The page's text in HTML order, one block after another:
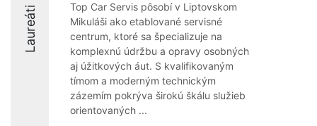
Laureáti
Top Car Servis pôsobí v Liptovskom
Mikuláši ako etablované servisné
centrum, ktoré sa špecializuje na
komplexnú údržbu a opravy osobných
aj úžitkových áut. S kvalifikovaným
tímom a moderným technickým
zázemím pokrýva širokú škálu služieb
orientovaných ...